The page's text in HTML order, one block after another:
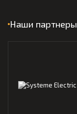
Наши партнеры